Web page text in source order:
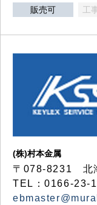
販売可 工
(株)村本金属
〒078-8231 北
TEL：0166-23-